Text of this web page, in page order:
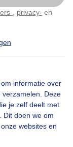
privacy- en
informatie over
Deze
je zelf deelt met
Dit doen we om
websites en
101x bekeken